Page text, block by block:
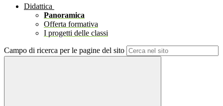
Didattica
Panoramica
Offerta formativa
I progetti delle classi
Campo di ricerca per le pagine del sito